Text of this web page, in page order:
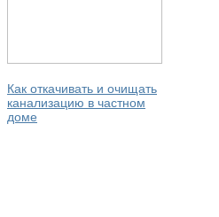
Как откачивать и очищать
канализацию в частном
доме